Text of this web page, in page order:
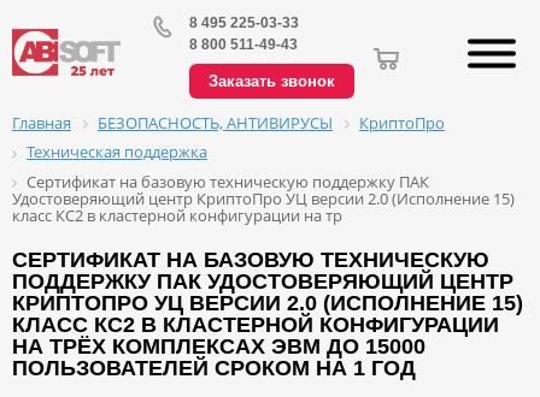
8 495 225-03-33
8 800 511-49-43
Заказать звонок
Главная БЕЗОПАСНОСТЬ, АНТИВИРУСЫ
КриптоПро
Техническая поддержка
Сертификат на базовую техническую поддержку ПАК
Удостоверяющий центр КриптоПро УЦ версии 2.0 (Исполнение 15)
класс КС2 в кластерной конфигурации на тр
СЕРТИФИКАТ НА БАЗОВУЮ ТЕХНИЧЕСКУЮ
ПОДДЕРЖКУ ПАК УДОСТОВЕРЯЮЩИЙ ЦЕНТР
КРИПТОПРО УЦ ВЕРСИИ 2.0 (ИСПОЛНЕНИЕ 15)
КЛАСС КС2 В КЛАСТЕРНОЙ КОНФИГУРАЦИИ
НА ТРЁХ КОМПЛЕКСАХ ЭВМ ДО 15000
ПОЛЬЗОВАТЕЛЕЙ СРОКОМ НА 1 ГОД